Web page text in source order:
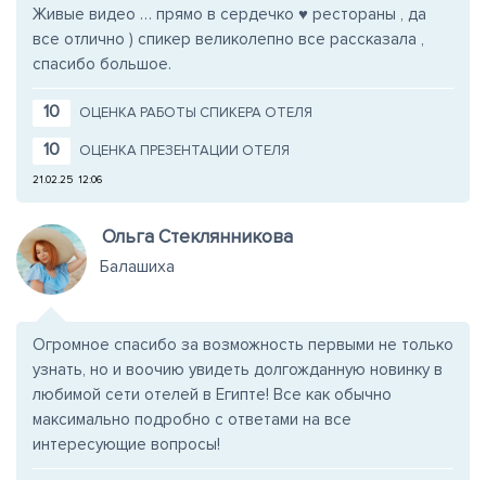
Живые видео … прямо в сердечко ♥️ рестораны , да
все отлично ) спикер великолепно все рассказала ,
спасибо большое.
10 ОЦЕНКА РАБОТЫ СПИКЕРА ОТЕЛЯ
10 ОЦЕНКА ПРЕЗЕНТАЦИИ ОТЕЛЯ
12:06
21.02.25
Ольга Стеклянникова
Балашиха
Огромное спасибо за возможность первыми не только
узнать, но и воочию увидеть долгожданную новинку в
любимой сети отелей в Египте! Все как обычно
максимально подробно с ответами на все
интересующие вопросы!